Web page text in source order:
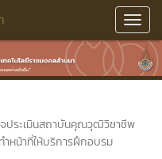
ประเมินสถาบันคุณวุฒิวิชาชีพ
หน้าที่ให้บริการฝึกอบรม